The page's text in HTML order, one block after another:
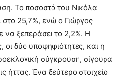
Το ποσοστό του Νικόλα
25,7%, ενώ ο Γιώργος
να ξεπεράσει το 2,2%. Η
δύο υποψηφιότητες, και η
σύγκρουση, σίγουρα
ήττας. Ένα δεύτερο στοιχείο